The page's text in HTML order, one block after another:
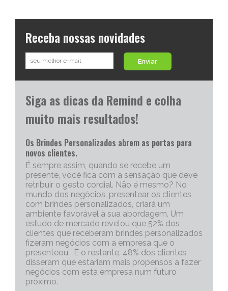
Receba nossas novidades
Enviar
Siga as dicas da Remind e colha
muito mais resultados!
Os Brindes Personalizados abrem as portas para
novos clientes.
É sempre assim, quando se recebe um
presente, você fica com a sensação que deve
retribuir o gesto cordial. Não é mesmo? No
mundo dos negócios, presentear os clientes
com brindes personalizados, criará um
ambiente favorável à sua abordagem. Um
estudo de mercado revelou que 52% dos
clientes que receberam brindes personalizados
fizeram negócios com a empresa que o
presenteou. E o restante, 48% dos clientes,
disseram que estariam mais propensos a fazer
negócios com esta empresa num futuro
próximo.